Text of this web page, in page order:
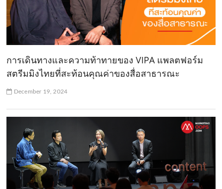
การเดินทางและความท้าทายของ VIPA แพลตฟอร์ม
สตรีมมิงไทยที่สะท้อนคุณค่าของสื่อสาธารณะ
December 19, 2024